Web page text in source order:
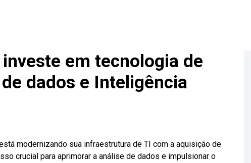
investe em tecnologia de
dados e Inteligência
modernizando sua infraestrutura de TI com a aquisição de
crucial para aprimorar a análise de dados e impulsionar o